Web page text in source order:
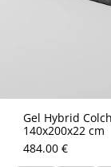
Gel Hybrid
140x200x22 cm
484.00 €